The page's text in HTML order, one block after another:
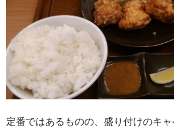
定番ではあるものの、盛り付けのキ